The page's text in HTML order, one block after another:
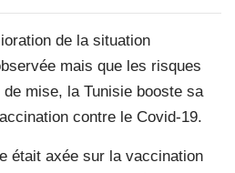
de la situation
mais que les risques
mise, la Tunisie booste sa
contre le Covid-19.
était axée sur la vaccination